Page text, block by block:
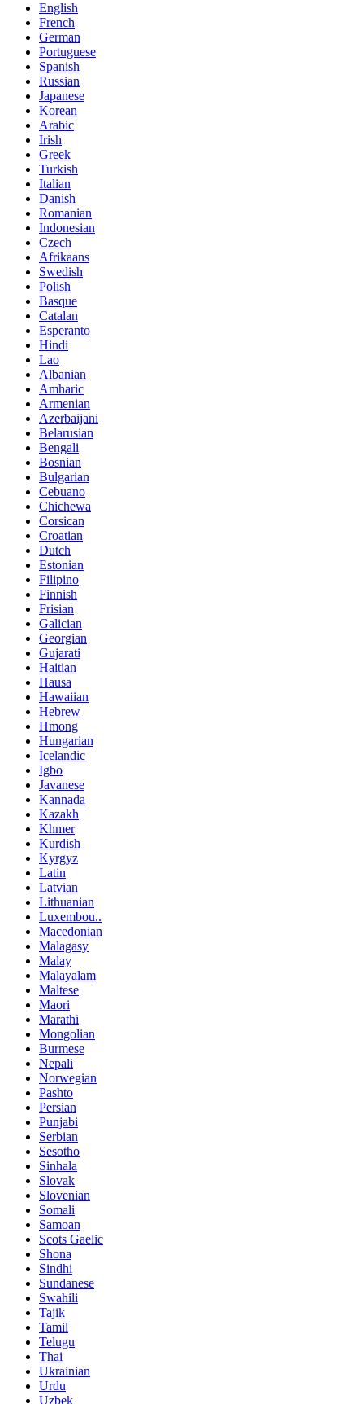
English
French
German
Portuguese
Spanish
Russian
Japanese
Korean
Arabic
Irish
Greek
Turkish
Italian
Danish
Romanian
Indonesian
Czech
Afrikaans
Swedish
Polish
Basque
Catalan
Esperanto
Hindi
Lao
Albanian
Amharic
Armenian
Azerbaijani
Belarusian
Bengali
Bosnian
Bulgarian
Cebuano
Chichewa
Corsican
Croatian
Dutch
Estonian
Filipino
Finnish
Frisian
Galician
Georgian
Gujarati
Haitian
Hausa
Hawaiian
Hebrew
Hmong
Hungarian
Icelandic
Igbo
Javanese
Kannada
Kazakh
Khmer
Kurdish
Kyrgyz
Latin
Latvian
Lithuanian
Luxembou..
Macedonian
Malagasy
Malay
Malayalam
Maltese
Maori
Marathi
Mongolian
Burmese
Nepali
Norwegian
Pashto
Persian
Punjabi
Serbian
Sesotho
Sinhala
Slovak
Slovenian
Somali
Samoan
Scots Gaelic
Shona
Sindhi
Sundanese
Swahili
Tajik
Tamil
Telugu
Thai
Ukrainian
Urdu
Uzbek